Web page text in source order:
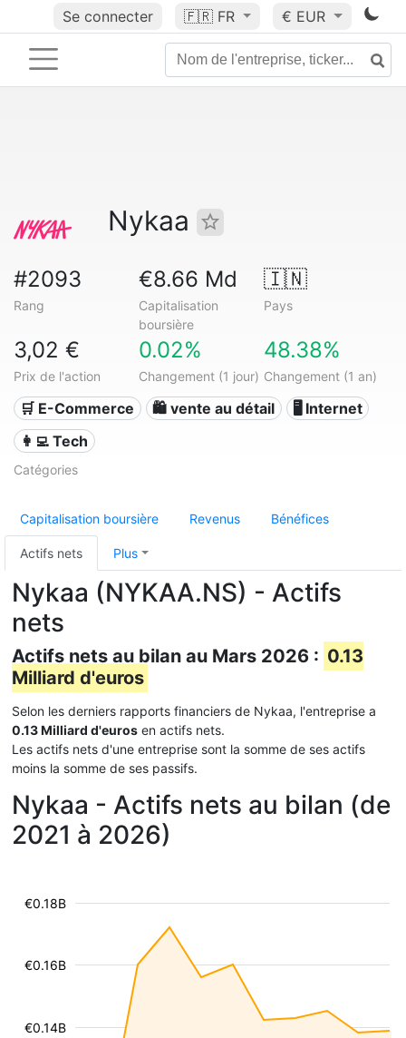
Se connecter 🇫🇷 FR € EUR
Nykaa
#2093
Rang
€8.66 Md
Capitalisation
boursière
🇮🇳
Pays
3,02 €
Prix de l'action
0.02%
Changement (1 jour)
48.38%
Changement (1 an)
🛒 E-Commerce 🛍️ vente au détail
🖥️ Internet
👩‍💻 Tech
Catégories
Capitalisation boursière Revenus Bénéfices
Actifs nets Plus
Nykaa (NYKAA.NS) - Actifs
nets
Actifs nets au bilan au Mars 2026 : 0.13
Milliard d'euros
Selon les derniers rapports financiers de Nykaa, l'entreprise a
0.13 Milliard d'euros en actifs nets.
Les actifs nets d'une entreprise sont la somme de ses actifs
moins la somme de ses passifs.
Nykaa - Actifs nets au bilan (de
2021 à 2026)
€0.14B
€0.16B
€0.18B